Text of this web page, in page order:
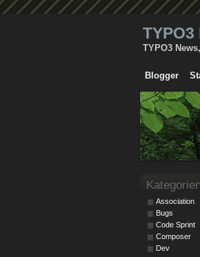
TYPO3
Blogger
Kategorien
Association
Bugs
Code Sprint
Composer
Dev